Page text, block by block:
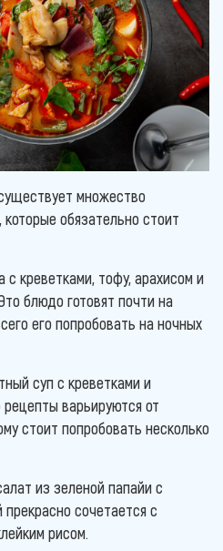
множество
обязательно стоит
креветками, тофу, арахисом и
блюдо готовят почти на
его попробовать на ночных
суп с креветками и
варьируются от
стоит попробовать несколько
из зеленой папайи с
сочетается с
рисом.